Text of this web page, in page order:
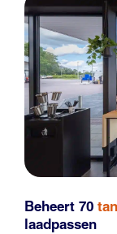
Beheert 70
laadpassen